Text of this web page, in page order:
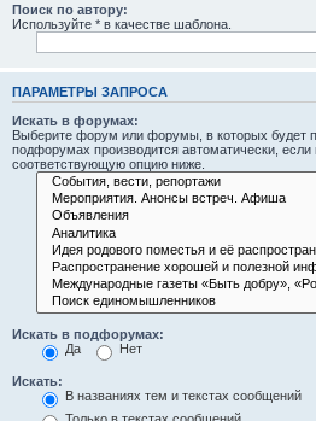
Поиск по автору:
Используйте * в качестве шаблона.
ПАРАМЕТРЫ ЗАПРОСА
Искать в форумах:
Выберите форум или форумы, в которых будет
подфорумах производится автоматически,
соответствующую опцию ниже.
Искать в подфорумах:
Да
Нет
Искать:
В названиях тем и текстах сообщений